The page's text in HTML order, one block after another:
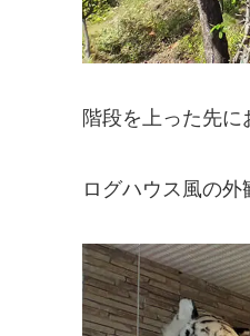
階段を上った先に
ログハウス風の外